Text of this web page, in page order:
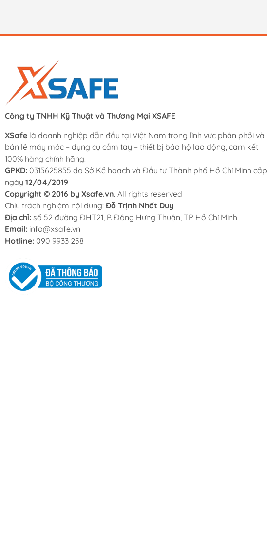
Công ty TNHH Kỹ Thuật và Thương Mại XSAFE
XSafe là doanh nghiệp dẫn đầu tại Việt Nam trong lĩnh vực phân phối và
bán lẻ máy móc – dụng cụ cầm tay – thiết bị bảo hộ lao động, cam kết
100% hàng chính hãng.
GPKD: 0315625855 do Sở Kế hoạch và Đầu tư Thành phố Hồ Chí Minh cấp
ngày 12/04/2019
Copyright © 2016 by Xsafe.vn. All rights reserved
Chịu trách nghiệm nội dung: Đỗ Trịnh Nhất Duy
Địa chỉ: số 52 đường ĐHT21, P. Đông Hưng Thuận, TP Hồ Chí Minh
Email: info@xsafe.vn
Hotline: 090 9933 258